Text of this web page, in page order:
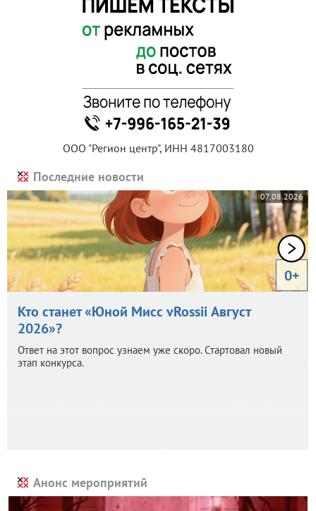
ООО "Регион центр", ИНН 4817003180
Последние новости
07.08.2026
0+
Кто станет «Юной Мисс vRossii Август
2026»?
Ответ на этот вопрос узнаем уже скоро. Стартовал новый
этап конкурса.
Анонс мероприятий